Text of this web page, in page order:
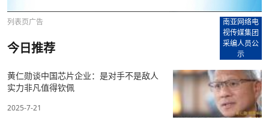
列表页广告
南亚网络电
视传媒集团
采编人员公
示
今日推荐
黄仁勋谈中国芯片企业：是对手不是敌人
实力非凡值得钦佩
2025-7-21